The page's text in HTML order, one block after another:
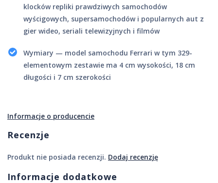
klocków repliki prawdziwych samochodów
wyścigowych, supersamochodów i popularnych aut z
gier wideo, seriali telewizyjnych i filmów
Wymiary — model samochodu Ferrari w tym 329-
elementowym zestawie ma 4 cm wysokości, 18 cm
długości i 7 cm szerokości
Informacje o producencie
Recenzje
Produkt nie posiada recenzji. Dodaj recenzję
Informacje dodatkowe